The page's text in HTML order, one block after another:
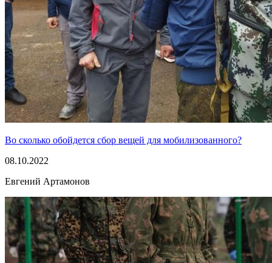
Во сколько обойдется сбор вещей для мобилизованного?
08.10.2022
Евгений Артамонов